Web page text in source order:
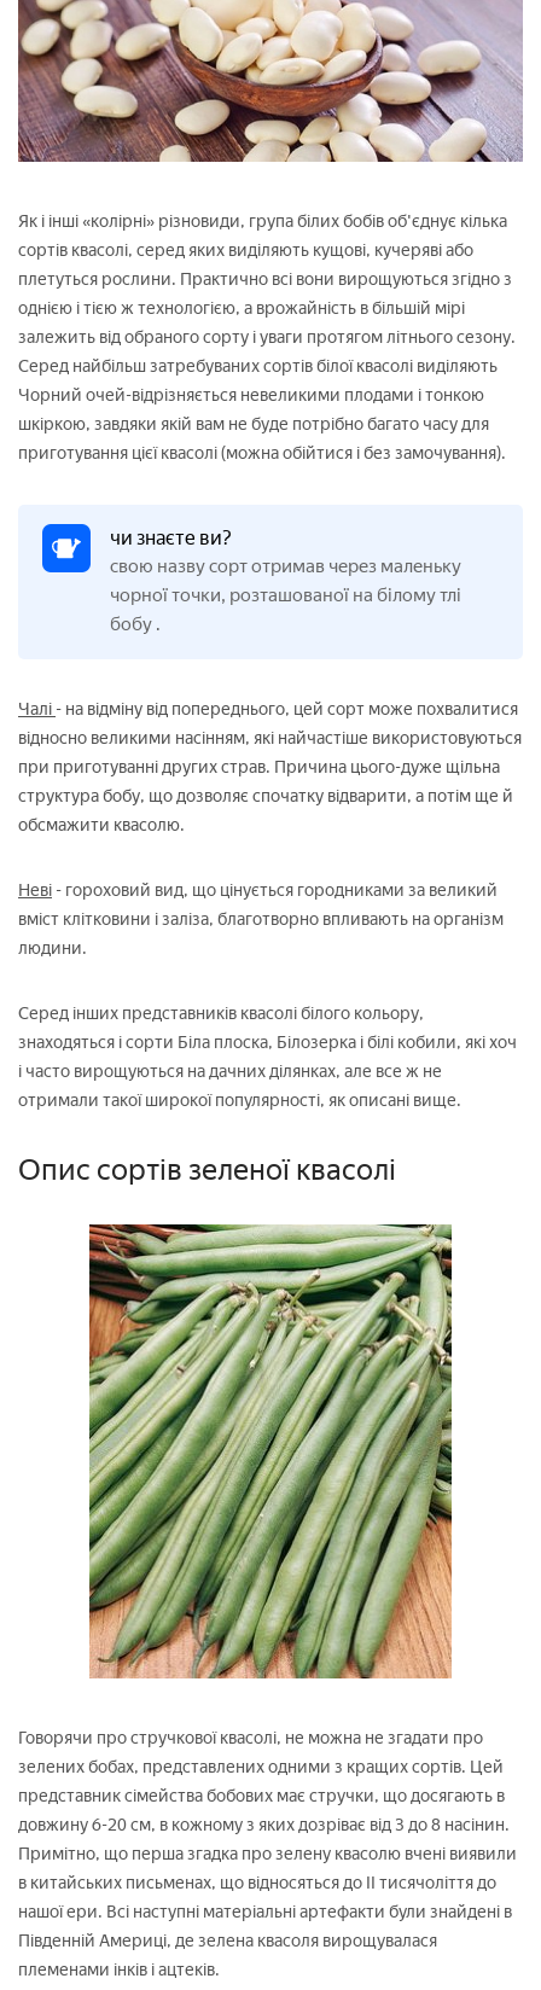
Як і інші «колірні» різновиди, група білих бобів об'єднує кілька
сортів квасолі, серед яких виділяють кущові, кучеряві або
плетуться рослини. Практично всі вони вирощуються згідно з
однією і тією ж технологією, а врожайність в більшій мірі
залежить від обраного сорту і уваги протягом літнього сезону.
Серед найбільш затребуваних сортів білої квасолі виділяють
Чорний очей-відрізняється невеликими плодами і тонкою
шкіркою, завдяки якій вам не буде потрібно багато часу для
приготування цієї квасолі (можна обійтися і без замочування).
чи знаєте ви?
свою назву сорт отримав через маленьку
чорної точки, розташованої на білому тлі
бобу .
Чалі - на відміну від попереднього, цей сорт може похвалитися
відносно великими насінням, які найчастіше використовуються
при приготуванні других страв. Причина цього-дуже щільна
структура бобу, що дозволяє спочатку відварити, а потім ще й
обсмажити квасолю.
Неві - гороховий вид, що цінується городниками за великий
вміст клітковини і заліза, благотворно впливають на організм
людини.
Серед інших представників квасолі білого кольору,
знаходяться і сорти Біла плоска, Білозерка і білі кобили, які хоч
і часто вирощуються на дачних ділянках, але все ж не
отримали такої широкої популярності, як описані вище.
Опис сортів зеленої квасолі
Говорячи про стручкової квасолі, не можна не згадати про
зелених бобах, представлених одними з кращих сортів. Цей
представник сімейства бобових має стручки, що досягають в
довжину 6-20 см, в кожному з яких дозріває від 3 до 8 насінин.
Примітно, що перша згадка про зелену квасолю вчені виявили
в китайських письменах, що відносяться до II тисячоліття до
нашої ери. Всі наступні матеріальні артефакти були знайдені в
Південній Америці, де зелена квасоля вирощувалася
племенами інків і ацтеків.